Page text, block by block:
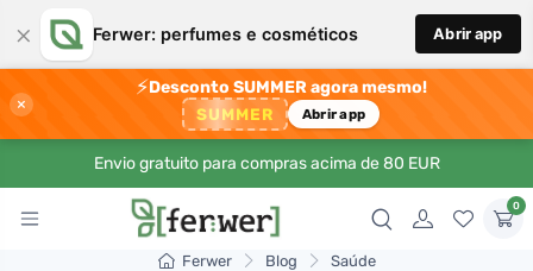
× Ferwer: perfumes e cosméticos Abrir app
×
⚡Desconto SUMMER agora mesmo!
SUMMER Abrir app
Envio gratuito para compras acima de 80 EUR
0
Ferwer Blog Saúde